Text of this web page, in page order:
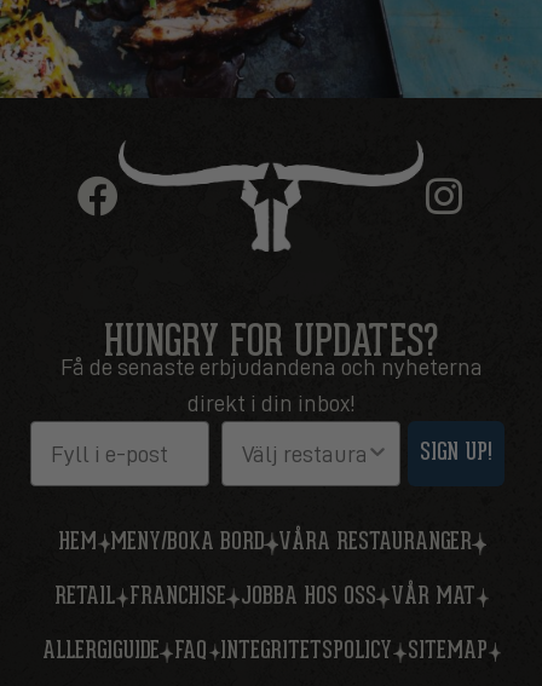
HUNGRY FOR UPDATES?
Få de senaste erbjudandena och nyheterna
direkt i din inbox!
SIGN UP!
HEM MENY/BOKA BORD VÅRA RESTAURANGER
RETAIL FRANCHISE JOBBA HOS OSS VÅR MAT
ALLERGIGUIDE FAQ INTEGRITETSPOLICY SITEMAP